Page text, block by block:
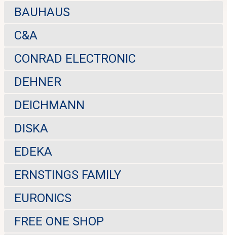
BAUHAUS
C&A
CONRAD ELECTRONIC
DEHNER
DEICHMANN
DISKA
EDEKA
ERNSTINGS FAMILY
EURONICS
FREE ONE SHOP